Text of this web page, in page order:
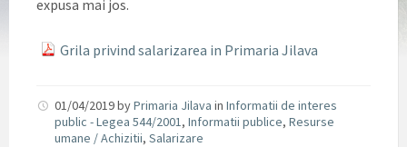
expusa mai jos.
Grila privind salarizarea in Primaria Jilava
01/04/2019byPrimaria Jilava in Informatii de interes
public - Legea 544/2001, Informatii publice, Resurse
umane / Achizitii, Salarizare